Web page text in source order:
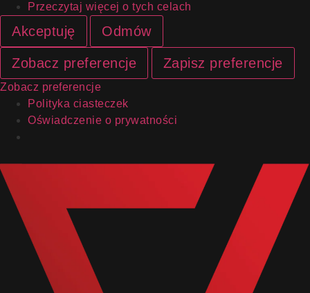
Przeczytaj więcej o tych celach
Akceptuję Odmów
Zobacz preferencje Zapisz preferencje
Zobacz preferencje
Polityka ciasteczek
Oświadczenie o prywatności